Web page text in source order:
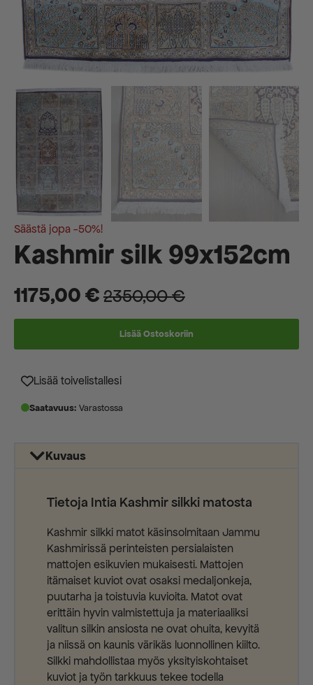
Säästä jopa -50%!
Kashmir silk 99x152cm
2350,00€
Alkuperäinen
oli:
2350,00 €.
1175,00€
Nykyinen
on:
1175,00 €.
Lisää Ostoskoriin
Lisää toivelistallesi
Saatavuus: Varastossa
Kuvaus
Tietoja Intia Kashmir silkki matosta
Kashmir silkki matot käsinsolmitaan Jammu
Kashmirissä perinteisten persialaisten
mattojen esikuvien mukaisesti. Mattojen
itämaiset kuviot ovat osaksi medaljonkeja,
puutarha ja toistuvia kuvioita. Matot ovat
erittäin hyvin valmistettuja ja materiaaliksi
valitun silkin ansiosta ne ovat ohuita, kevyitä
ja niissä on kaunis värikäs luonnollinen kiilto.
Silkki mahdollistaa myös yksityiskohtaiset
kuviot ja työn tarkkuus tekee todella